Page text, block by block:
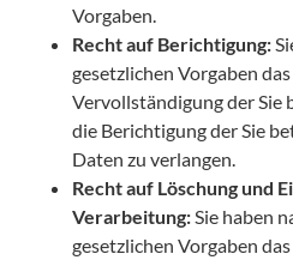
Vorgaben.
Recht auf Berichtigung:
gesetzlichen Vorgaben
Vervollständigung der Sie
die Berichtigung der Sie
Daten zu verlangen.
Recht auf Löschung und
Verarbeitung: Sie haben
gesetzlichen Vorgaben